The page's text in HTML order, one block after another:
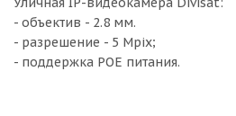
- объектив - 2.8 мм.
- разрешение - 5 Mpix;
- поддержка POE питания.